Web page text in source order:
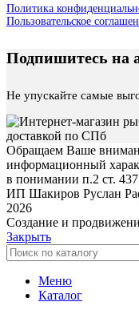
Политика
Пользовательское
Подпишитесь на
Не упускайте самые
Обращаем Ваше
информационный
в понимании п.2 ст.
ИП Шакиров Руслан
2026
Создание и
Закрыть
Меню
Каталог